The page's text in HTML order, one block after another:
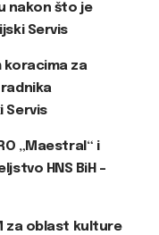
nakon što je
Servis
koracima za
Servis
„Maestral“ i
HNS BiH –
za oblast kulture